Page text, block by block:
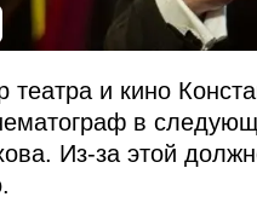
театра и кино
в
Из-за этой